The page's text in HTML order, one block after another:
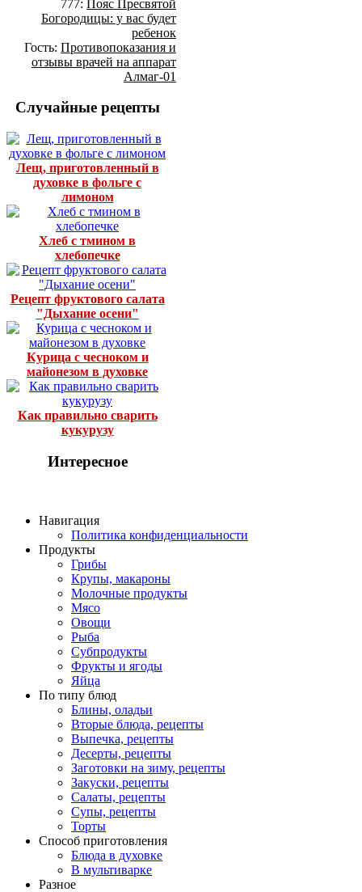
777: Пояс Пресвятой
Богородицы: у вас будет
ребенок
Гость: Противопоказания и
отзывы врачей на аппарат
Алмаг-01
Случайные рецепты
Лещ, приготовленный в
духовке в фольге с
лимоном
Хлеб с тмином в
хлебопечке
Рецепт фруктового салата
"Дыхание осени"
Курица с чесноком и
майонезом в духовке
Как правильно сварить
кукурузу
Интересное
Навигация
Политика конфиденциальности
Продукты
Грибы
Крупы, макароны
Молочные продукты
Мясо
Овощи
Рыба
Субпродукты
Фрукты и ягоды
Яйца
По типу блюд
Блины, оладьи
Вторые блюда, рецепты
Выпечка, рецепты
Десерты, рецепты
Заготовки на зиму, рецепты
Закуски, рецепты
Салаты, рецепты
Супы, рецепты
Торты
Способ приготовления
Блюда в духовке
В мультиварке
Разное